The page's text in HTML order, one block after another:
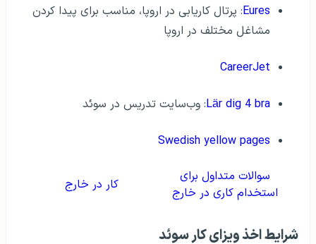
Eures: پرتال کاریابی در اروپا، مناسب برای پیدا کردن
مشاغل مختلف در اروپا
CareerJet
Lär dig 4 bra: وب‌سایت تدریس در سوئد
Swedish yellow pages
سوالات متداول برای
استخدام کاری در خارج
کار در خارج
شرایط اخذ ویزای کار سوئد